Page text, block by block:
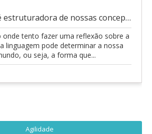
A linguagem é estruturadora de nossas concepções?
onde tento fazer uma reflexão sobre a
linguagem pode determinar a nossa
ou seja, a forma que...
Agilidade